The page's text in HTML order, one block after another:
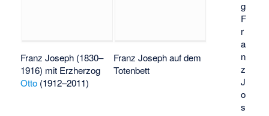
g
F
r
a
n
z
J
o
s
Franz Joseph (1830–
1916) mit Erzherzog
Otto (1912–2011)
Franz Joseph auf dem
Totenbett